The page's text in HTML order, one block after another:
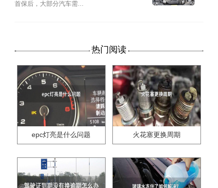
首保后，大部分汽车需...
热门阅读
epc灯亮是什么问题 火花塞更换周期